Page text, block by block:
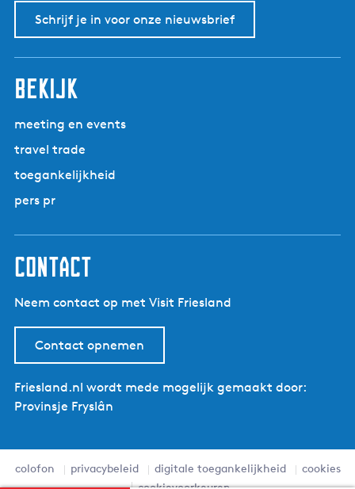
Schrijf je in voor onze nieuwsbrief
bekijk
meeting en events
travel trade
toegankelijkheid
pers pr
contact
Neem contact op met Visit Friesland
Contact opnemen
Friesland.nl wordt mede mogelijk gemaakt door:
Provinsje Fryslân
colofon privacybeleid digitale toegankelijkheid
cookies